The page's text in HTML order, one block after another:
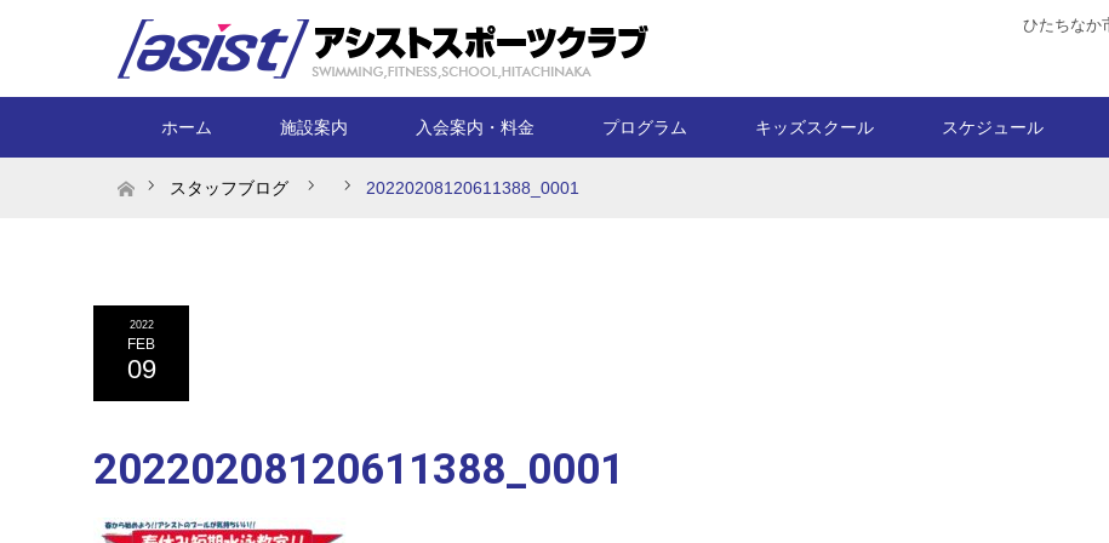
ひたちなか
ホーム 施設案内 入会案内・料金 プログラム キッズスクール スケジュール
ホームスタッフブログ 20220208120611388_0001
2022
FEB
09
20220208120611388_0001